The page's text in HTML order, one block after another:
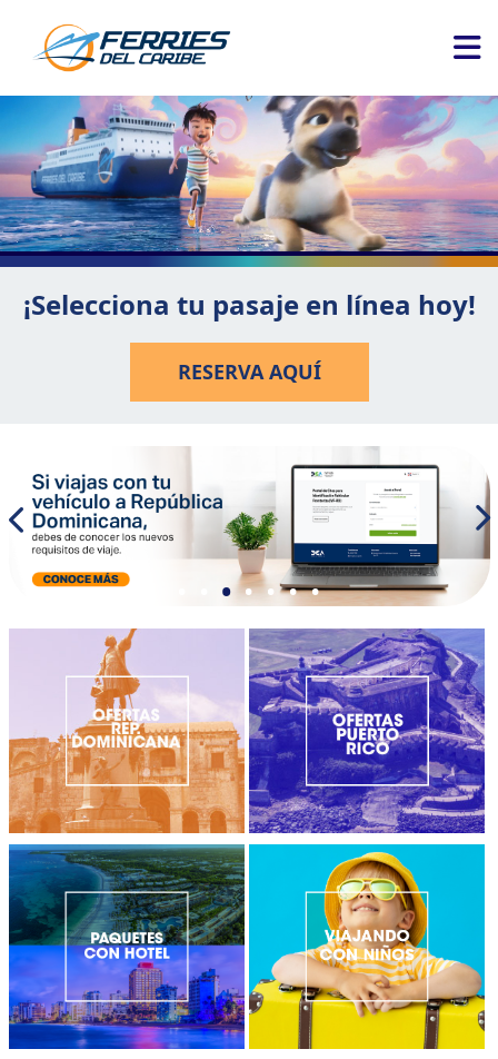
¡Selecciona tu pasaje en línea hoy!
RESERVA AQUÍ
• • • • •